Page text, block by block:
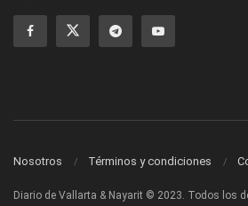
Nosotros Términos y condiciones
Diario de Vallarta & Nayarit © 2023. Todos los